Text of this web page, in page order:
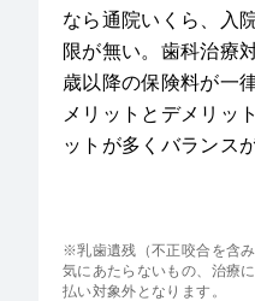
なら通院いくら、入
限が無い。歯科治療
歳以降の保険料が一
メリットとデメリッ
ットが多くバランス
※乳歯遺残（不正咬合を含
気にあたらないもの、治療
払い対象外となります。